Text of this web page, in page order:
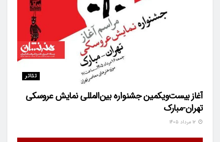
تئاتر
آغاز بیست‌ویکمین جشنواره بین‌المللی نمایش عروسکی
تهران-مبارک